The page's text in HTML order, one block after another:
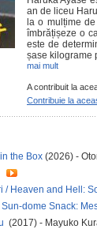
an de liceu
la o mulțime
îmbrățișeze o
este de
șase kilograme
mai mult
A contribuit la
Contribuie la
the Box (2026) -
/ Heaven and Hell:
dome Snack:
(2017) - Mayuko